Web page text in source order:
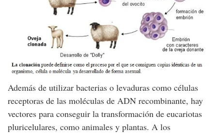
Además de utilizar bacterias o levaduras como células
receptoras de las moléculas de ADN recombinante, hay
vectores para conseguir la transformación de eucariotas
pluricelulares, como animales y plantas. A los